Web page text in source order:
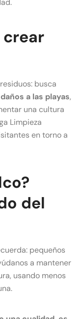
crear
busca
a las playas,
una cultura
Limpieza
en torno a
del
pequeños
a mantener
usando menos